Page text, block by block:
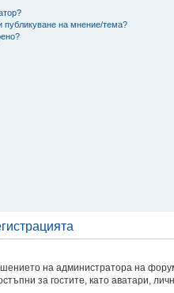
публикуване на мнение/тема?
на администратора на
за гостите, като аватари,